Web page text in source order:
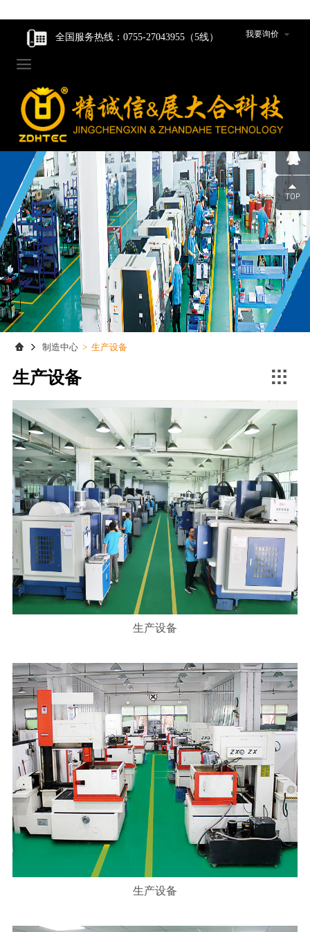
我要询价
全国服务热线：0755-27043955（5线）

走进我们
企业家风
公司简介
组织架构
发展历程
荣誉资质
合作伙伴
企业人才观
团队风采
联系我们
走进我们
企业家风
公司简介
组织架构
发展历程
荣誉资质
合作伙伴
企业人才观
团队风采
联系我们
智能核心产品
动力产品卷绕组件
数码产品卷绕组件
圆柱产品卷绕组件
裁切组件/裁切刀
冲切组件/冲切刀
圆柱封口组装线模具
辊类型/包胶类型产品
超声波焊机及模具
智能核心产品
动力产品卷绕组件
数码产品卷绕组件
圆柱产品卷绕组件
裁切组件/裁切刀
冲切组件/冲切刀
圆柱封口组装线模具
辊类型/包胶类型产品
超声波焊机及模具
制造中心
工程设计研发
生产设备
组件装配车间
品质管控
新闻资讯
公司新闻
行业动态
制造中心 > 生产设备
生产设备 
生产设备
生产设备